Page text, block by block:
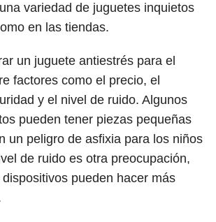
variedad de juguetes inquietos
en las tiendas.
un juguete antiestrés para el
factores como el precio, el
y el nivel de ruido. Algunos
pueden tener piezas pequeñas
un peligro de asfixia para los niños
de ruido es otra preocupación,
pueden hacer más